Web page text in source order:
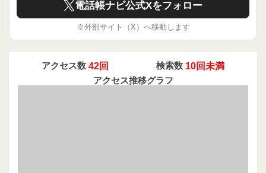
電話帳ナビ公式Xをフォロー
※外部サイト（X）へ移動します
アクセス数 42回 検索数 10回未満
アクセス推移グラフ